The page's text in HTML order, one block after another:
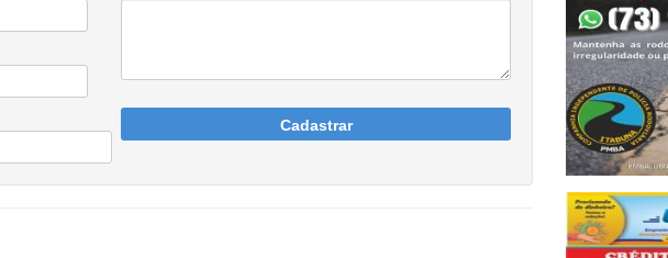
Cadastrar